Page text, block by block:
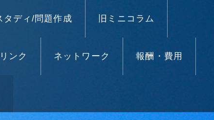
タディ/問題作成 旧ミニコラム
ンク ネットワーク 報酬・費用